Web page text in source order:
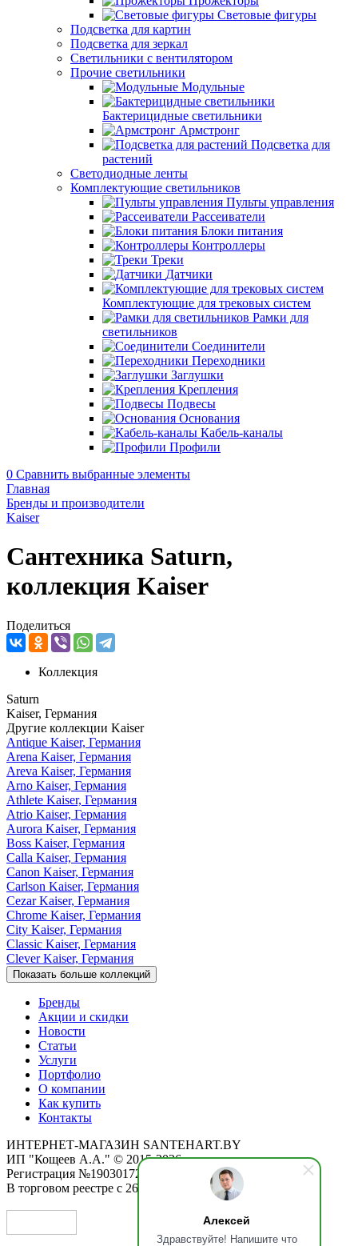
Алексей
Здравствуйте! Напишите что
Световые фигуры
Подсветка для картин
Подсветка для зеркал
Светильники с вентилятором
Прочие светильники
Модульные
Бактерицидные светильники
Армстронг
Подсветка для
растений
Светодиодные ленты
Комплектующие светильников
Пульты управления
Рассеиватели
Блоки питания
Контроллеры
Треки
Датчики
Комплектующие для трековых систем
Рамки для
светильников
Соединители
Переходники
Заглушки
Крепления
Подвесы
Основания
Кабель-каналы
Профили
0 Сравнить выбранные элементы
Главная
Бренды и производители
Kaiser
Сантехника Saturn,
коллекция Kaiser
Поделиться
Коллекция
Saturn
Kaiser, Германия
Другие коллекции Kaiser
Antique Kaiser, Германия
Arena Kaiser, Германия
Areva Kaiser, Германия
Arno Kaiser, Германия
Athlete Kaiser, Германия
Atrio Kaiser, Германия
Aurora Kaiser, Германия
Boss Kaiser, Германия
Calla Kaiser, Германия
Canon Kaiser, Германия
Carlson Kaiser, Германия
Cezar Kaiser, Германия
Chrome Kaiser, Германия
City Kaiser, Германия
Classic Kaiser, Германия
Clever Kaiser, Германия
Показать больше коллекций
Бренды
Акции и скидки
Новости
Статьи
Услуги
Портфолио
О компании
Как купить
Контакты
ИНТЕРНЕТ-МАГАЗИН SANTEHART.BY
ИП "Кощеев А.А." © 2015-2026
Регистрация №190301725 от 12.02.2015
В торговом реестре с 26.11.2019